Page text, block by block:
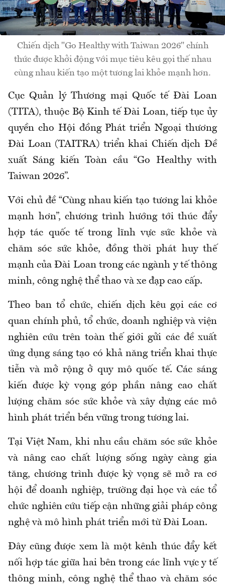
Chiến dịch "Go Healthy with Taiwan 2026" chính
thức được khởi động với mục tiêu kêu gọi thế nhau
cùng nhau kiến tạo một tương lai khỏe mạnh hơn.
Cục Quản lý Thương mại Quốc tế Đài Loan
(TITA), thuộc Bộ Kinh tế Đài Loan, tiếp tục ủy
quyền cho Hội đồng Phát triển Ngoại thương
Đài Loan (TAITRA) triển khai Chiến dịch Đề
xuất Sáng kiến Toàn cầu “Go Healthy with
Taiwan 2026”.
Với chủ đề “Cùng nhau kiến tạo tương lai khỏe
mạnh hơn”, chương trình hướng tới thúc đẩy
hợp tác quốc tế trong lĩnh vực sức khỏe và
chăm sóc sức khỏe, đồng thời phát huy thế
mạnh của Đài Loan trong các ngành y tế thông
minh, công nghệ thể thao và xe đạp cao cấp.
Theo ban tổ chức, chiến dịch kêu gọi các cơ
quan chính phủ, tổ chức, doanh nghiệp và viện
nghiên cứu trên toàn thế giới gửi các đề xuất
ứng dụng sáng tạo có khả năng triển khai thực
tiễn và mở rộng ở quy mô quốc tế. Các sáng
kiến được kỳ vọng góp phần nâng cao chất
lượng chăm sóc sức khỏe và xây dựng các mô
hình phát triển bền vững trong tương lai.
Tại Việt Nam, khi nhu cầu chăm sóc sức khỏe
và nâng cao chất lượng sống ngày càng gia
tăng, chương trình được kỳ vọng sẽ mở ra cơ
hội để doanh nghiệp, trường đại học và các tổ
chức nghiên cứu tiếp cận những giải pháp công
nghệ và mô hình phát triển mới từ Đài Loan.
Đây cũng được xem là một kênh thúc đẩy kết
nối hợp tác giữa hai bên trong các lĩnh vực y tế
thông minh, công nghệ thể thao và chăm sóc